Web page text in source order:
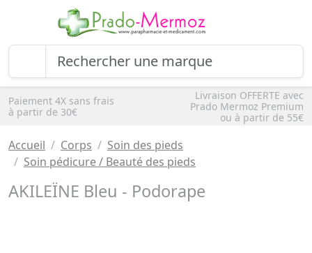
Paiement 4X sans frais
à partir de 30€
Livraison OFFERTE avec
Prado Mermoz Premium
ou à partir de 55€
Accueil Corps
Soin des pieds
Soin pédicure / Beauté des pieds
AKILEÏNE Bleu - Podorape